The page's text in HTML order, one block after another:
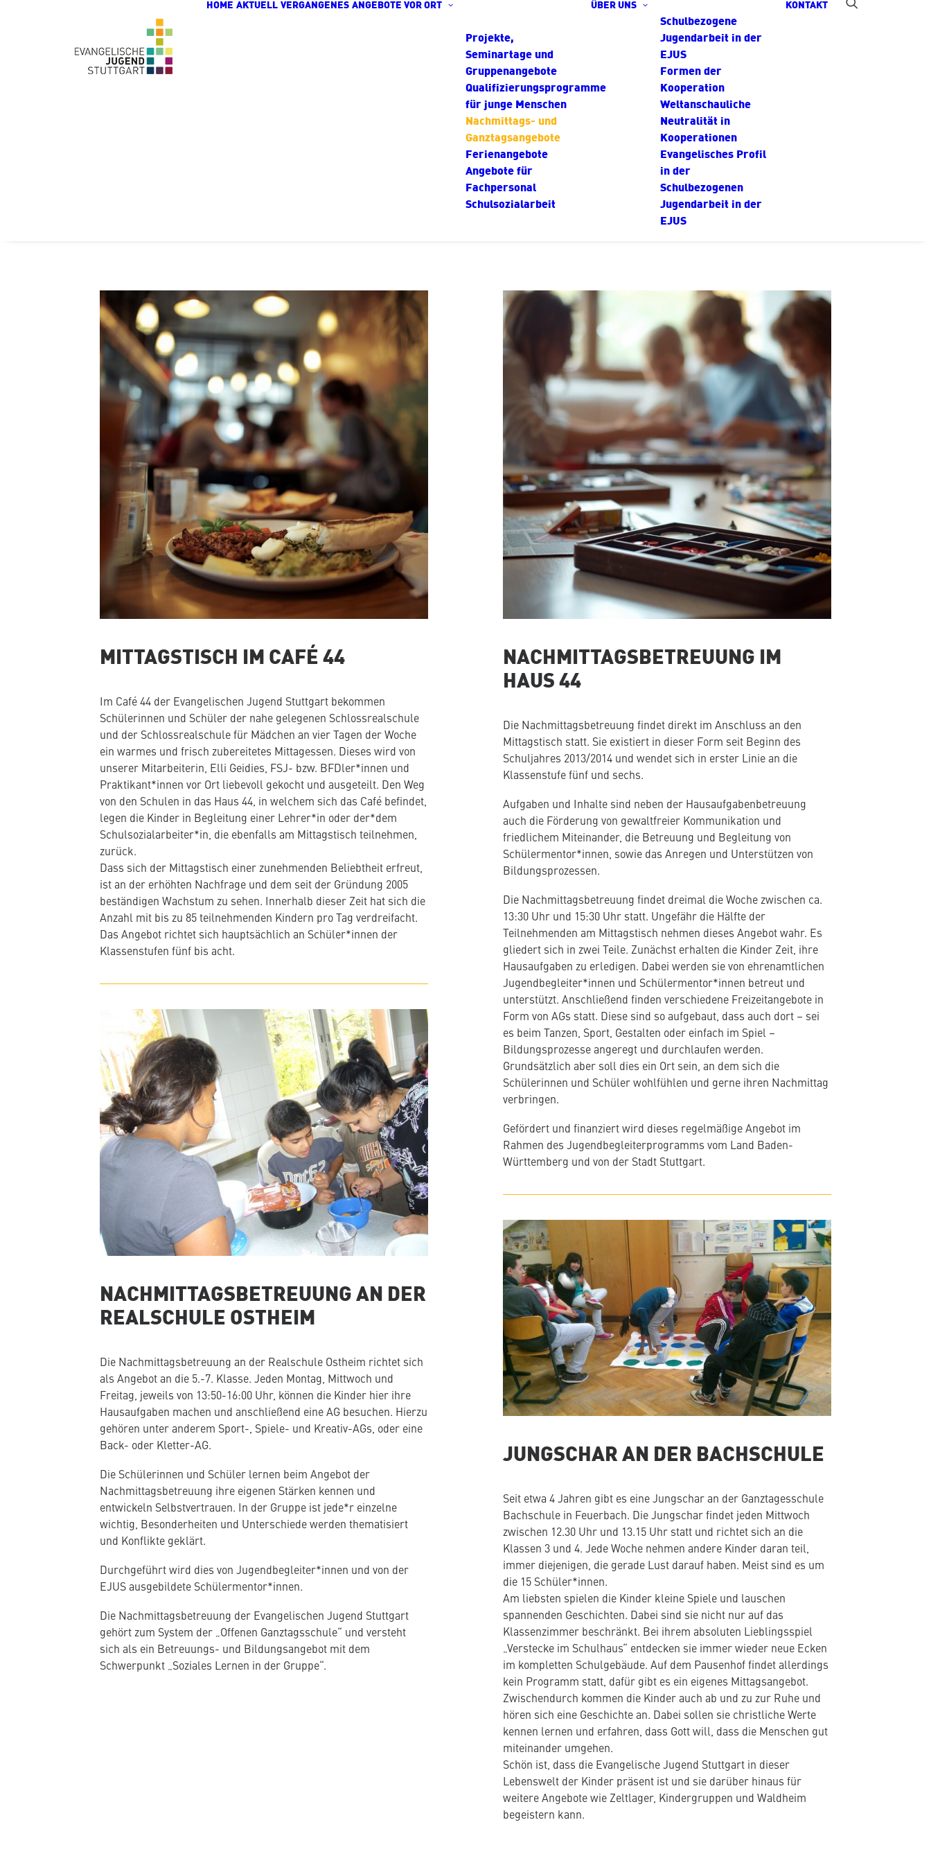
HOME AKTUELL VERGANGENES ANGEBOTE VOR ORT
Projekte,
Seminartage und
Gruppenangebote
Qualifizierungsprogramme
für junge Menschen
Nachmittags- und
Ganztagsangebote
Ferienangebote
Angebote für
Fachpersonal
Schulsozialarbeit
ÜBER UNS
Schulbezogene
Jugendarbeit in der
EJUS
Formen der
Kooperation
Weltanschauliche
Neutralität in
Kooperationen
Evangelisches Profil
in der
Schulbezogenen
Jugendarbeit in der
EJUS
KONTAKT
MITTAGSTISCH IM CAFÉ 44
Im Café 44 der Evangelischen Jugend Stuttgart bekommen
Schülerinnen und Schüler der nahe gelegenen Schlossrealschule
und der Schlossrealschule für Mädchen an vier Tagen der Woche
ein warmes und frisch zubereitetes Mittagessen. Dieses wird von
unserer Mitarbeiterin, Elli Geidies, FSJ- bzw. BFDler*innen und
Praktikant*innen vor Ort liebevoll gekocht und ausgeteilt. Den Weg
von den Schulen in das Haus 44, in welchem sich das Café befindet,
legen die Kinder in Begleitung einer Lehrer*in oder der*dem
Schulsozialarbeiter*in, die ebenfalls am Mittagstisch teilnehmen,
zurück.
Dass sich der Mittagstisch einer zunehmenden Beliebtheit erfreut,
ist an der erhöhten Nachfrage und dem seit der Gründung 2005
beständigen Wachstum zu sehen. Innerhalb dieser Zeit hat sich die
Anzahl mit bis zu 85 teilnehmenden Kindern pro Tag verdreifacht.
Das Angebot richtet sich hauptsächlich an Schüler*innen der
Klassenstufen fünf bis acht.
NACHMITTAGSBETREUUNG AN DER
REALSCHULE OSTHEIM
Die Nachmittagsbetreuung an der Realschule Ostheim richtet sich
als Angebot an die 5.-7. Klasse. Jeden Montag, Mittwoch und
Freitag, jeweils von 13:50-16:00 Uhr, können die Kinder hier ihre
Hausaufgaben machen und anschließend eine AG besuchen. Hierzu
gehören unter anderem Sport-, Spiele- und Kreativ-AGs, oder eine
Back- oder Kletter-AG.
Die Schülerinnen und Schüler lernen beim Angebot der
Nachmittagsbetreuung ihre eigenen Stärken kennen und
entwickeln Selbstvertrauen. In der Gruppe ist jede*r einzelne
wichtig, Besonderheiten und Unterschiede werden thematisiert
und Konflikte geklärt.
Durchgeführt wird dies von Jugendbegleiter*innen und von der
EJUS ausgebildete Schülermentor*innen.
Die Nachmittagsbetreuung der Evangelischen Jugend Stuttgart
gehört zum System der „Offenen Ganztagsschule“ und versteht
sich als ein Betreuungs- und Bildungsangebot mit dem
Schwerpunkt „Soziales Lernen in der Gruppe“.
NACHMITTAGSBETREUUNG IM
HAUS 44
Die Nachmittagsbetreuung findet direkt im Anschluss an den
Mittagstisch statt. Sie existiert in dieser Form seit Beginn des
Schuljahres 2013/2014 und wendet sich in erster Linie an die
Klassenstufe fünf und sechs.
Aufgaben und Inhalte sind neben der Hausaufgabenbetreuung
auch die Förderung von gewaltfreier Kommunikation und
friedlichem Miteinander, die Betreuung und Begleitung von
Schülermentor*innen, sowie das Anregen und Unterstützen von
Bildungsprozessen.
Die Nachmittagsbetreuung findet dreimal die Woche zwischen ca.
13:30 Uhr und 15:30 Uhr statt. Ungefähr die Hälfte der
Teilnehmenden am Mittagstisch nehmen dieses Angebot wahr. Es
gliedert sich in zwei Teile. Zunächst erhalten die Kinder Zeit, ihre
Hausaufgaben zu erledigen. Dabei werden sie von ehrenamtlichen
Jugendbegleiter*innen und Schülermentor*innen betreut und
unterstützt. Anschließend finden verschiedene Freizeitangebote in
Form von AGs statt. Diese sind so aufgebaut, dass auch dort – sei
es beim Tanzen, Sport, Gestalten oder einfach im Spiel –
Bildungsprozesse angeregt und durchlaufen werden.
Grundsätzlich aber soll dies ein Ort sein, an dem sich die
Schülerinnen und Schüler wohlfühlen und gerne ihren Nachmittag
verbringen.
Gefördert und finanziert wird dieses regelmäßige Angebot im
Rahmen des Jugendbegleiterprogramms vom Land Baden-
Württemberg und von der Stadt Stuttgart.
JUNGSCHAR AN DER BACHSCHULE
Seit etwa 4 Jahren gibt es eine Jungschar an der Ganztagesschule
Bachschule in Feuerbach. Die Jungschar findet jeden Mittwoch
zwischen 12.30 Uhr und 13.15 Uhr statt und richtet sich an die
Klassen 3 und 4. Jede Woche nehmen andere Kinder daran teil,
immer diejenigen, die gerade Lust darauf haben. Meist sind es um
die 15 Schüler*innen.
Am liebsten spielen die Kinder kleine Spiele und lauschen
spannenden Geschichten. Dabei sind sie nicht nur auf das
Klassenzimmer beschränkt. Bei ihrem absoluten Lieblingsspiel
„Verstecke im Schulhaus“ entdecken sie immer wieder neue Ecken
im kompletten Schulgebäude. Auf dem Pausenhof findet allerdings
kein Programm statt, dafür gibt es ein eigenes Mittagsangebot.
Zwischendurch kommen die Kinder auch ab und zu zur Ruhe und
hören sich eine Geschichte an. Dabei sollen sie christliche Werte
kennen lernen und erfahren, dass Gott will, dass die Menschen gut
miteinander umgehen.
Schön ist, dass die Evangelische Jugend Stuttgart in dieser
Lebenswelt der Kinder präsent ist und sie darüber hinaus für
weitere Angebote wie Zeltlager, Kindergruppen und Waldheim
begeistern kann.